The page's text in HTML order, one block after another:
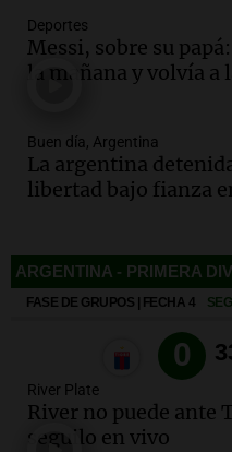
Una mañana para
Episodios
Audio.
Una mañana para
Episodios
La historia
contrato de Leo
Una mañana para
Episodios
Audio.
Joan
Messi hubiera
Una mañana para
Episodios
Deportes
Messi, sobre su
la mañana y volvía a
Buen día, Argentina
La argentina
libertad bajo fianza
Deportes
River Plate
River no puede ante
seguilo en vivo